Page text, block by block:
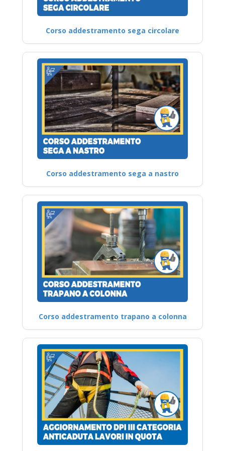
Corso addestramento sega circolare
Corso addestramento sega a nastro
Corso addestramento trapano a colonna